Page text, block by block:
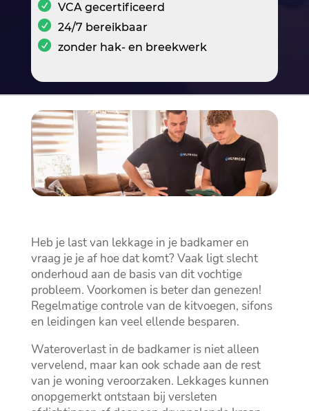
VCA gecertificeerd
24/7 bereikbaar
zonder hak- en breekwerk
Heb je last van lekkage in je badkamer en
vraag je je af hoe dat komt? Vaak ligt slecht
onderhoud aan de basis van dit vochtige
probleem.​ Voorkomen is beter dan genezen!
Regelmatige controle van de kitvoegen, sifons
en leidingen kan veel ellende besparen.​
Wateroverlast in de badkamer is niet alleen
vervelend, maar kan ook schade aan de rest
van je woning veroorzaken.​ Lekkages kunnen
onopgemerkt ontstaan bij versleten